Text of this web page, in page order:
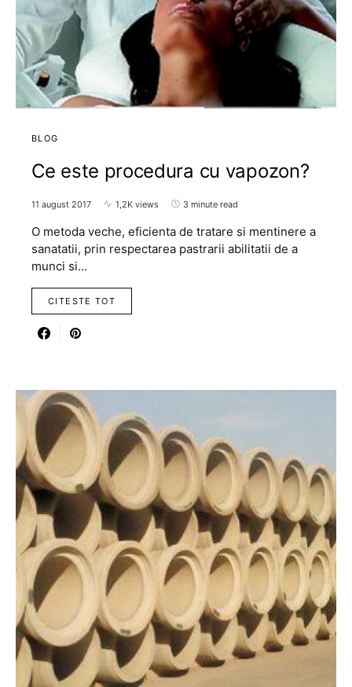
BLOG
Ce este procedura cu vapozon?
11 august 2017 1,2K views 3 minute read
O metoda veche, eficienta de tratare si mentinere a
sanatatii, prin respectarea pastrarii abilitatii de a
munci si…
CITESTE TOT